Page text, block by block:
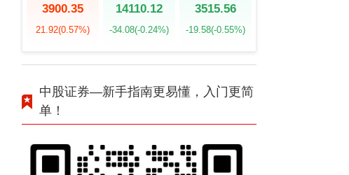
3900.35
21.92(0.57%)
14110.12
-34.08(-0.24%)
3515.56
-19.58(-0.55%)
中股证券—新手指南更易懂，入门更简
单！